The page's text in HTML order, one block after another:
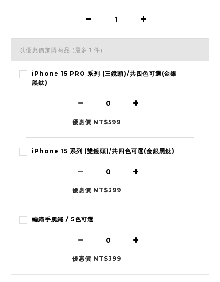
以優惠價加購商品 (最多 1 件)
iPhone 15 PRO 系列 (三鏡頭)/共四色可選(金銀
黑鈦)
優惠價 NT$599
iPhone 15 系列 (雙鏡頭)/共四色可選(金銀黑鈦)
優惠價 NT$399
編織手腕繩 / 5色可選
優惠價 NT$399